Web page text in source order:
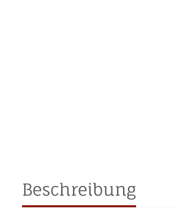
Beschreibung